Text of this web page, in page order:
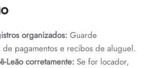
organizados: Guarde
de pagamentos e recibos de aluguel.
Leão corretamente: Se for locador,